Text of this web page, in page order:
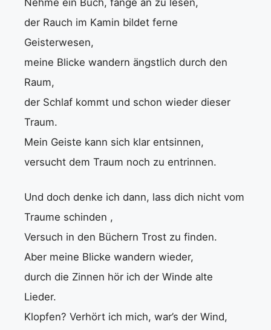
der Rauch im Kamin bildet ferne
Geisterwesen,
meine Blicke wandern ängstlich durch den
Raum,
der Schlaf kommt und schon wieder dieser
Traum.
Mein Geiste kann sich klar entsinnen,
versucht dem Traum noch zu entrinnen.
Und doch denke ich dann, lass dich nicht vom
Traume schinden ,
Versuch in den Büchern Trost zu finden.
Aber meine Blicke wandern wieder,
durch die Zinnen hör ich der Winde alte
Lieder.
Klopfen? Verhört ich mich, war’s der Wind,